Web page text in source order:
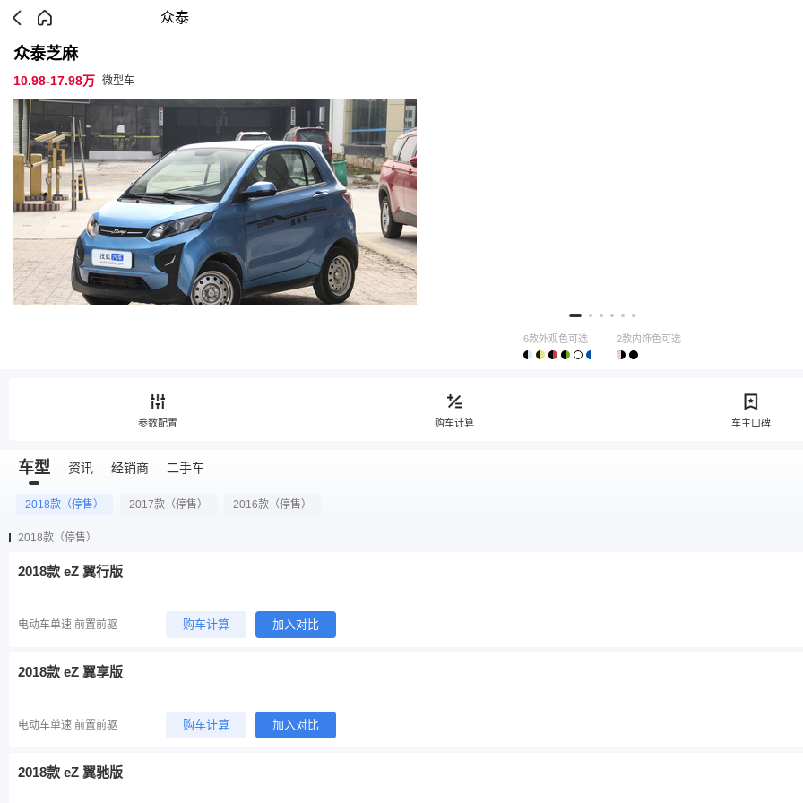
众泰
众泰芝麻
10.98-17.98万 微型车
6款外观色可选 2款内饰色可选
参数配置 购车计算 车主口碑
车型 资讯 经销商 二手车
2018款（停售） 2017款（停售） 2016款（停售）
2018款（停售）
2018款 eZ 翼行版
电动车单速 前置前驱 购车计算 加入对比
2018款 eZ 翼享版
电动车单速 前置前驱 购车计算 加入对比
2018款 eZ 翼驰版